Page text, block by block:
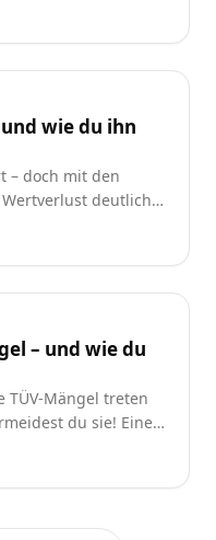
wie du ihn
– doch mit den
deutlich
besonders
– und wie du
TÜV-Mängel treten
du sie! Eine